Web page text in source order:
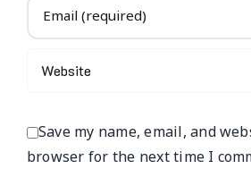
Save my name, email, and
browser for the next time I